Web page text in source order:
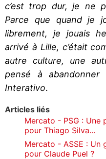
c’est trop dur, je ne
Parce que quand je
librement, je jouais
arrivé à Lille, c’était
autre culture, une
pensé à abandonner
Interativo.
Articles liés
Mercato - PSG :
pour Thiago Silva...
Mercato - ASSE : Un
pour Claude Puel ?